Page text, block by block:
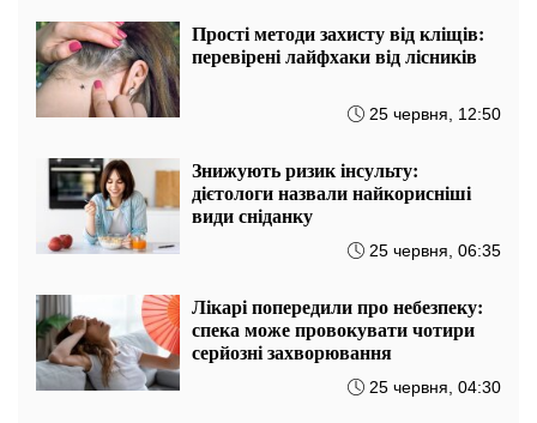
Прості методи захисту від кліщів:
перевірені лайфхаки від лісників
25 червня, 12:50
Знижують ризик інсульту:
дієтологи назвали найкорисніші
види сніданку
25 червня, 06:35
Лікарі попередили про небезпеку:
спека може провокувати чотири
серйозні захворювання
25 червня, 04:30